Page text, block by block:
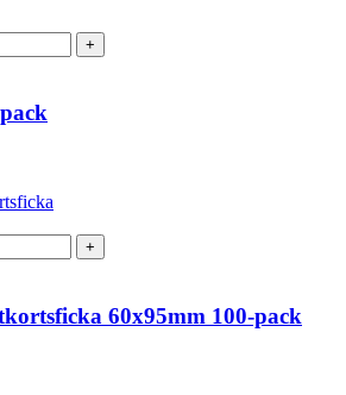
60x95mm 100-pack